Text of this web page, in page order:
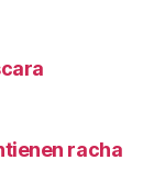
racha